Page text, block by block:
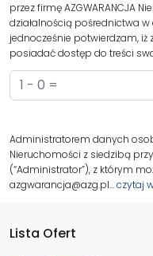
przez firmę AZGWARANCJA
działalnością pośrednictwa
jednocześnie potwierdzam,
posiadać dostęp do treści
Administratorem danych
Nieruchomości z siedzibą
(“Administrator”), z którym
azgwarancja@azg.pl…czytaj
Lista Ofert